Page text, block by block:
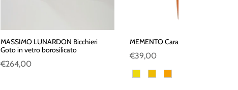
MASSIMO LUNARDON Bicchieri
Goto in vetro borosilicato
€264,00
MEMENTO Caraffa in vetro colorata
€39,00